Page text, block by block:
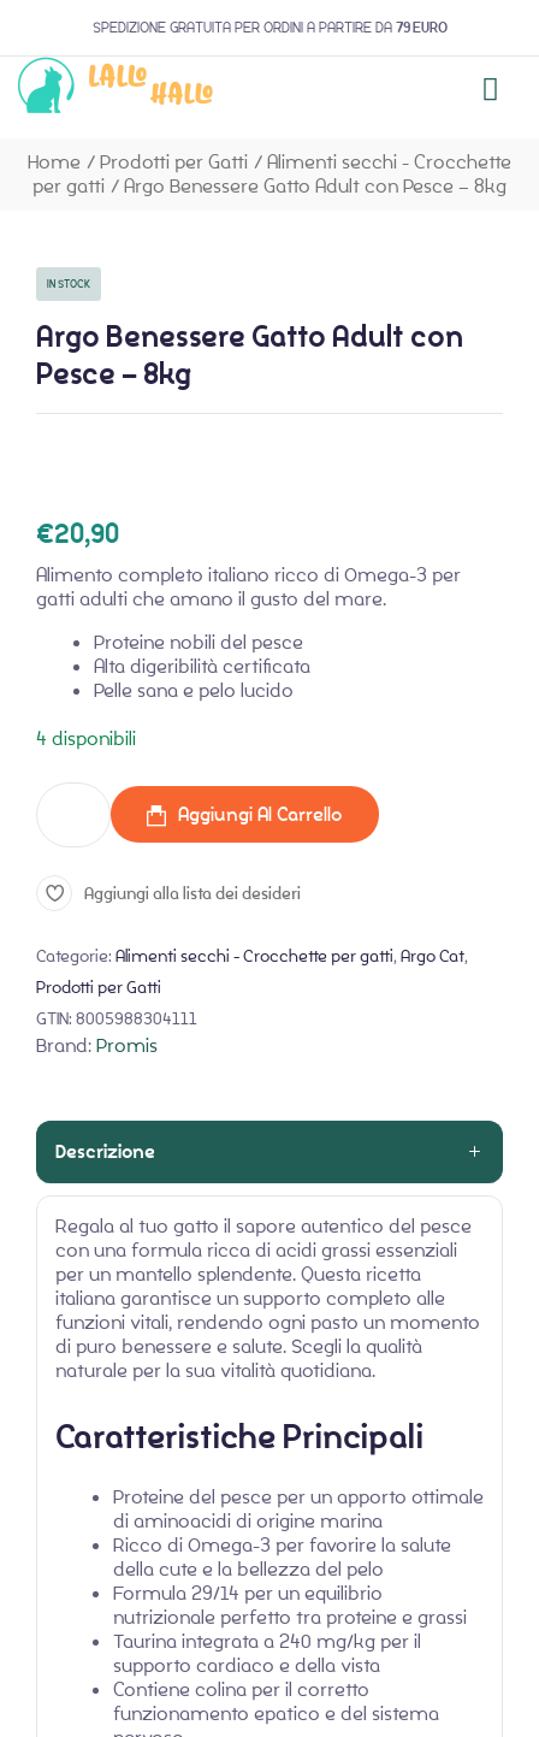
SPEDIZIONE GRATUITA PER ORDINI A PARTIRE DA 79 EURO
Home / Prodotti per Gatti / Alimenti secchi - Crocchette
per gatti / Argo Benessere Gatto Adult con Pesce – 8kg
IN STOCK
Argo Benessere Gatto Adult con
Pesce – 8kg
€20,90
Alimento completo italiano ricco di Omega-3 per
gatti adulti che amano il gusto del mare.
Proteine nobili del pesce
Alta digeribilità certificata
Pelle sana e pelo lucido
4 disponibili
Aggiungi Al Carrello
Aggiungi alla lista dei desideri
Categorie: Alimenti secchi - Crocchette per gatti, Argo Cat,
Prodotti per Gatti
GTIN: 8005988304111
Brand:Promis
Descrizione
Regala al tuo gatto il sapore autentico del pesce
con una formula ricca di acidi grassi essenziali
per un mantello splendente. Questa ricetta
italiana garantisce un supporto completo alle
funzioni vitali, rendendo ogni pasto un momento
di puro benessere e salute. Scegli la qualità
naturale per la sua vitalità quotidiana.
Caratteristiche Principali
Proteine del pesce per un apporto ottimale
di aminoacidi di origine marina
Ricco di Omega-3 per favorire la salute
della cute e la bellezza del pelo
Formula 29/14 per un equilibrio
nutrizionale perfetto tra proteine e grassi
Taurina integrata a 240 mg/kg per il
supporto cardiaco e della vista
Contiene colina per il corretto
funzionamento epatico e del sistema